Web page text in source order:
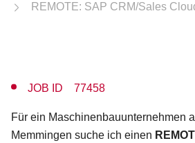
REMOTE: SAP CRM/Sales
JOB ID 77458
Für ein Maschinenbauunternehmen
Memmingen suche ich einen